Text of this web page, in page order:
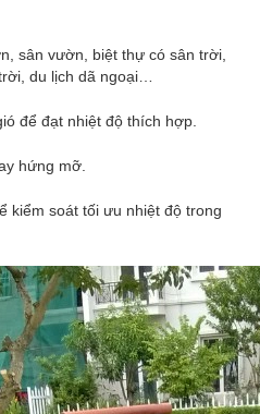
sân vườn, biệt thự có sân trời,
du lịch dã ngoại…
để đạt nhiệt độ thích hợp.
hứng mỡ.
kiểm soát tối ưu nhiệt độ trong